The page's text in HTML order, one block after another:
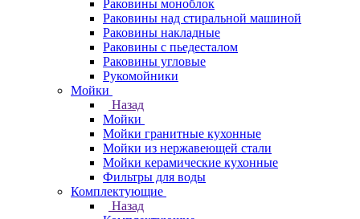
Раковины моноблок
Раковины над стиральной машиной
Раковины накладные
Раковины с пьедесталом
Раковины угловые
Рукомойники
Мойки
Назад
Мойки
Мойки гранитные кухонные
Мойки из нержавеющей стали
Мойки керамические кухонные
Фильтры для воды
Комплектующие
Назад